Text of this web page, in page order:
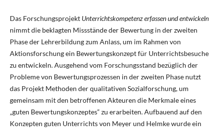
Das Forschungsprojekt Unterrichtskompetenz erfassen und entwickeln
nimmt die beklagten Missstände der Bewertung in der zweiten
Phase der Lehrerbildung zum Anlass, um im Rahmen von
Aktionsforschung ein Bewertungskonzept für Unterrichtsbesuche
zu entwickeln. Ausgehend vom Forschungsstand bezüglich der
Probleme von Bewertungsprozessen in der zweiten Phase nutzt
das Projekt Methoden der qualitativen Sozialforschung, um
gemeinsam mit den betroffenen Akteuren die Merkmale eines
„guten Bewertungskonzeptes“ zu erarbeiten. Aufbauend auf den
Konzepten guten Unterrichts von Meyer und Helmke wurde ein